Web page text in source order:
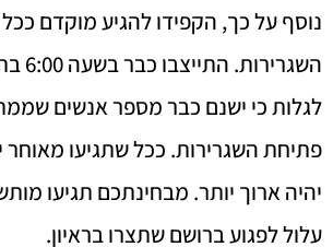
נוסף על כך, הקפידו להגיע מוקדם
לגלות כי ישנם כבר מספר אנשים
פתיחת השגרירות. ככל שתגיעו מאוחר
יהיה ארוך יותר. מבחינתכם תגיעו
עלול לפגוע ברושם שתצרו בראיון.